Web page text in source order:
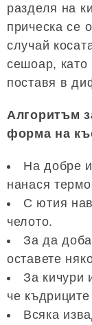
разделя на
прическа се
случай
сешоар, като
поставя в
Алгоритъм
форма на
На добре
нанася
С ютия
челото.
За да
оставете
За кичури
че
Всяка